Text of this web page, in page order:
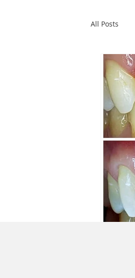
All Posts